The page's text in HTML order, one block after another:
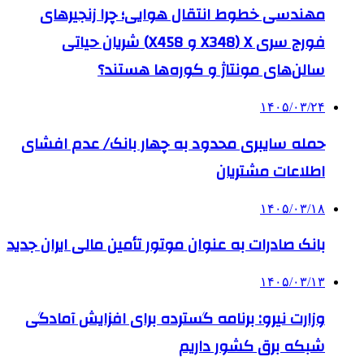
مهندسی خطوط انتقال هوایی؛ چرا زنجیرهای
فورج سری X (X348 و X458) شریان حیاتی
سالن‌های مونتاژ و کوره‌ها هستند؟
۱۴۰۵/۰۳/۲۴
حمله سایبری محدود به چهار بانک/ عدم افشای
اطلاعات مشتریان
۱۴۰۵/۰۳/۱۸
بانک صادرات به‌ عنوان موتور تأمین مالی ایران جدید
۱۴۰۵/۰۳/۱۳
وزارت نیرو: برنامه‌ گسترده برای افزایش آمادگی
شبکه برق کشور داریم